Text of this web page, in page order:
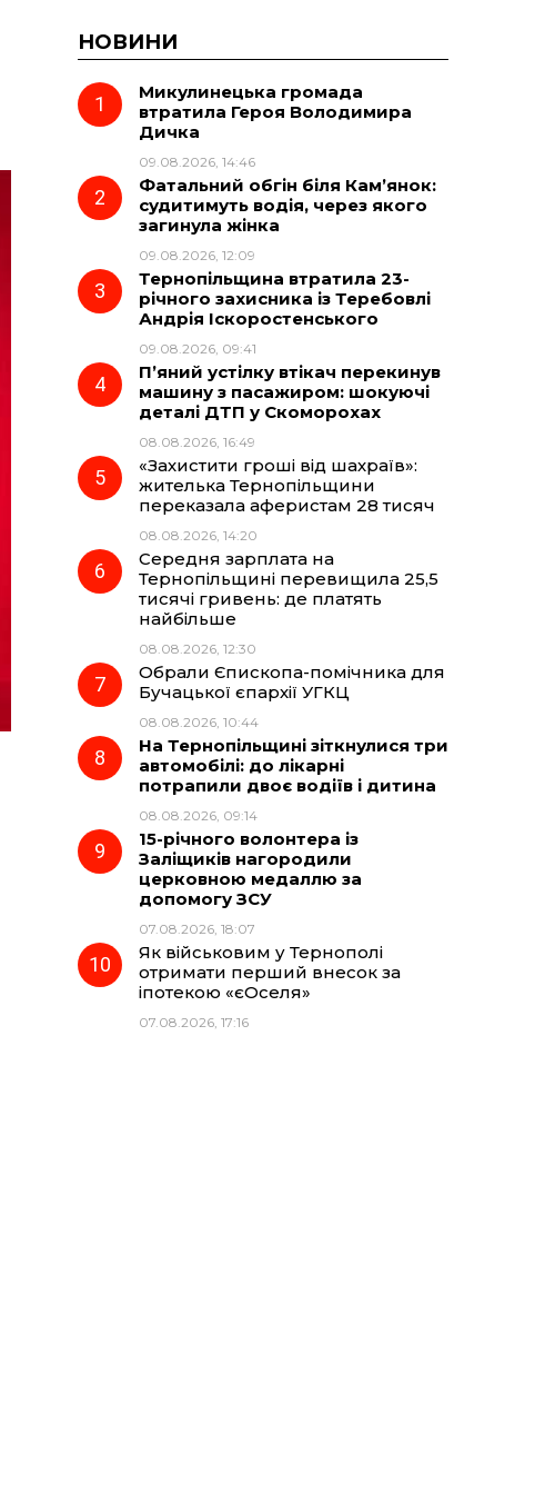
НОВИНИ
Микулинецька громада
втратила Героя Володимира
Дичка
09.08.2026, 14:46
Фатальний обгін біля Кам’янок:
судитимуть водія, через якого
загинула жінка
09.08.2026, 12:09
Тернопільщина втратила 23-
річного захисника із Теребовлі
Андрія Іскоростенського
09.08.2026, 09:41
П’яний устілку втікач перекинув
машину з пасажиром: шокуючі
деталі ДТП у Скоморохах
08.08.2026, 16:49
«Захистити гроші від шахраїв»:
жителька Тернопільщини
переказала аферистам 28 тисяч
08.08.2026, 14:20
Середня зарплата на
Тернопільщині перевищила 25,5
тисячі гривень: де платять
найбільше
08.08.2026, 12:30
Обрали Єпископа-помічника для
Бучацької єпархії УГКЦ
08.08.2026, 10:44
На Тернопільщині зіткнулися три
автомобілі: до лікарні
потрапили двоє водіїв і дитина
08.08.2026, 09:14
15-річного волонтера із
Заліщиків нагородили
церковною медаллю за
допомогу ЗСУ
07.08.2026, 18:07
Як військовим у Тернополі
отримати перший внесок за
іпотекою «єОселя»
07.08.2026, 17:16